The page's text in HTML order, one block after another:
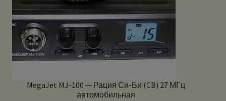
MegaJet MJ-100 — Рация Си-Би (CB) 27 МГц
автомобильная